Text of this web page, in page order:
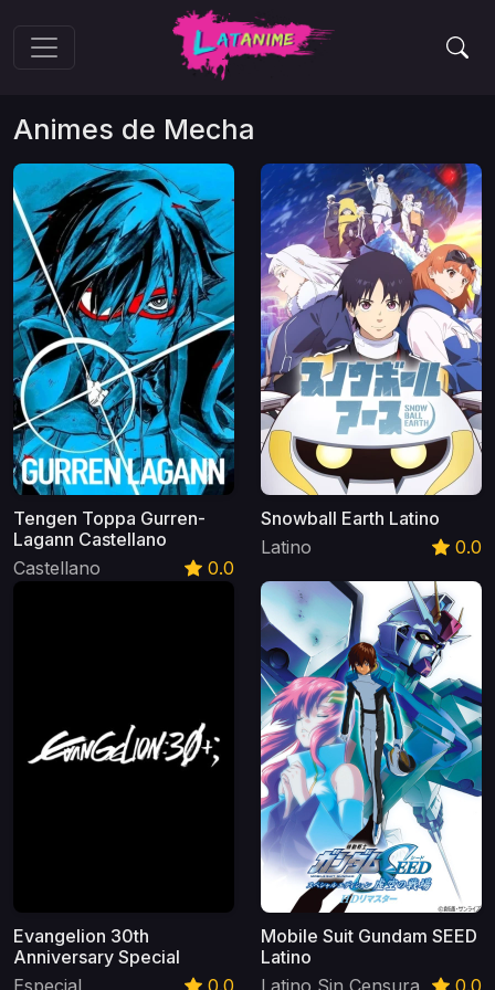
Animes de Mecha
Tengen Toppa Gurren-
Lagann Castellano
Castellano
0.0
Snowball Earth Latino
Latino
0.0
Evangelion 30th
Anniversary Special
Especial
0.0
Mobile Suit Gundam SEED
Latino
Latino Sin Censura
0.0